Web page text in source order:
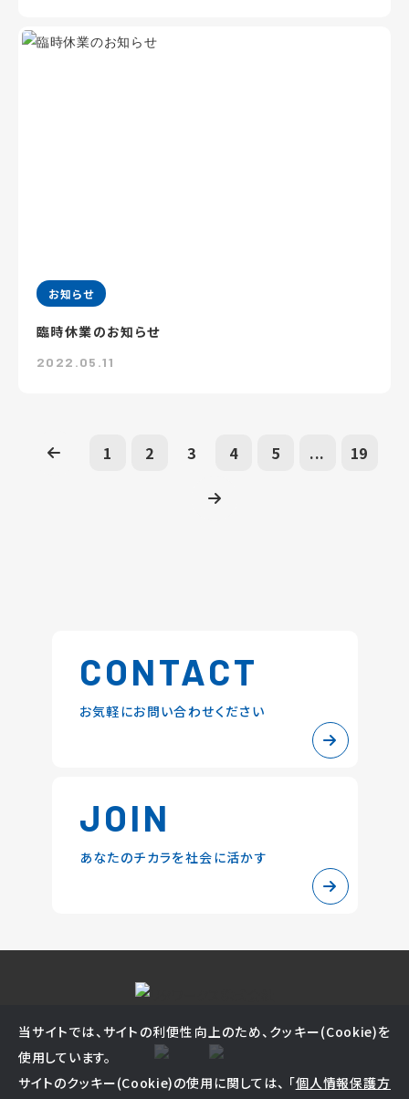
お知らせ
臨時休業のお知らせ
2022.05.11
1 2 3 4 5 ... 19
当サイトでは、サイトの利便性向上のため、クッキー(Cookie)を
使用しています。
サイトのクッキー(Cookie)の使用に関しては、 「個人情報保護方
CONTACT
お気軽にお問い合わせください
JOIN
あなたのチカラを社会に活かす